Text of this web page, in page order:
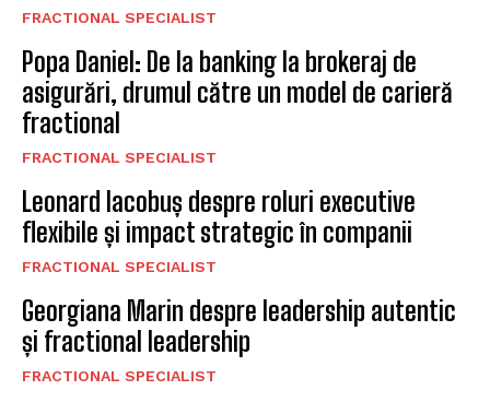
FRACTIONAL SPECIALIST
Popa Daniel: De la banking la brokeraj de
asigurări, drumul către un model de carieră
fractional
FRACTIONAL SPECIALIST
Leonard Iacobuș despre roluri executive
flexibile și impact strategic în companii
FRACTIONAL SPECIALIST
Georgiana Marin despre leadership autentic
și fractional leadership
FRACTIONAL SPECIALIST